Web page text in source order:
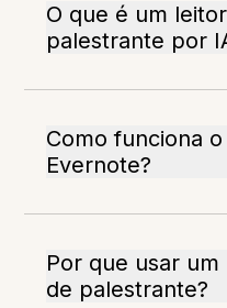
O que é um
palestrante por
Como funciona
Evernote?
Por que usar
de palestrante?